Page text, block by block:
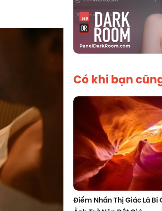
Có khi bạn
Điểm Nhấn Thị Giác Là Bí